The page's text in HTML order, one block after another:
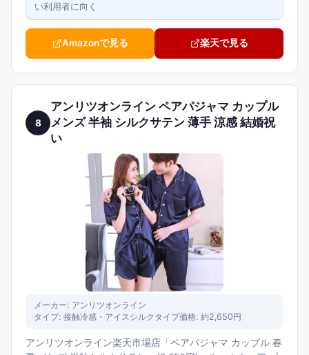
い利用者に向く
Amazonで見る 楽天で見る
8
アンリツオンライン ペアパジャマ カップル
メンズ 半袖 シルクサテン 薄手 涼感 結婚祝
い
メーカー: アンリツオンライン
タイプ: 接触冷感・アイスシルクタイプ価格: 約2,650円
アンリツオンライン楽天市場店「ペアパジャマ カップル 春